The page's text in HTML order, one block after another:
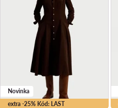
extra -25% Kód: LAST
Novinka